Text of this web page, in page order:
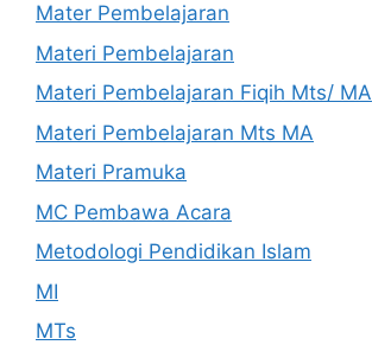
Mater Pembelajaran
Materi Pembelajaran
Materi Pembelajaran Fiqih Mts/ MA
Materi Pembelajaran Mts MA
Materi Pramuka
MC Pembawa Acara
Metodologi Pendidikan Islam
MI
MTs